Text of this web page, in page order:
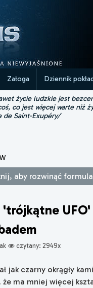
Załoga Dziennik
życie ludzkie jest
co jest więcej warte niż
de Saint-Exupéry/
aby rozwinąć
'trójkątne UFO'
czytany: 2949x
jak czarny okrągły
że ma mniej więcej